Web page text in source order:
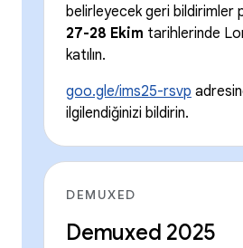
belirleyecek geri bildirimler
27-28 Ekim tarihlerinde
katılın.
goo.gle/ims25-rsvp
ilgilendiğinizi bildirin.
DEMUXED
Demuxed 2025